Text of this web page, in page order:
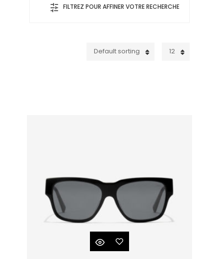
FILTREZ POUR AFFINER VOTRE RECHERCHE
12
Default sorting